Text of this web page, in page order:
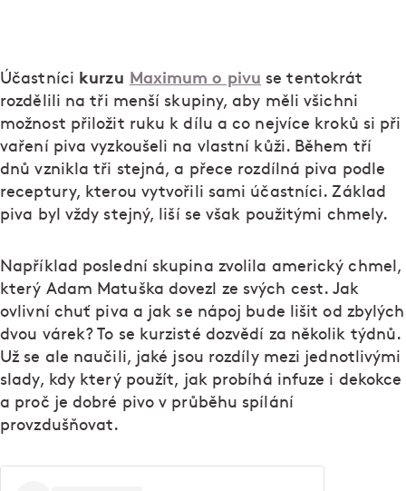
Účastníci kurzu Maximum o pivu se tentokrát
rozdělili na tři menší skupiny, aby měli všichni
možnost přiložit ruku k dílu a co nejvíce kroků si při
vaření piva vyzkoušeli na vlastní kůži. Během tří
dnů vznikla tři stejná, a přece rozdílná piva podle
receptury, kterou vytvořili sami účastníci. Základ
piva byl vždy stejný, liší se však použitými chmely.
Například poslední skupina zvolila americký chmel,
který Adam Matuška dovezl ze svých cest. Jak
ovlivní chuť piva a jak se nápoj bude lišit od zbylých
dvou várek? To se kurzisté dozvědí za několik týdnů.
Už se ale naučili, jaké jsou rozdíly mezi jednotlivými
slady, kdy který použít, jak probíhá infuze i dekokce
a proč je dobré pivo v průběhu spílání
provzdušňovat.